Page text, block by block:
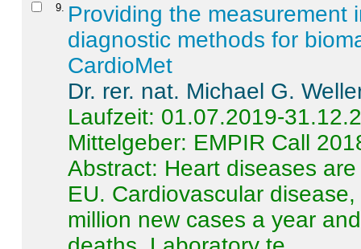
9
Providing the measurement
diagnostic methods for
CardioMet
Dr. rer. nat. Michael G.
Laufzeit: 01.07.2019-
Mittelgeber: EMPIR Call
Abstract: Heart diseases
EU. Cardiovascular
million new cases a year